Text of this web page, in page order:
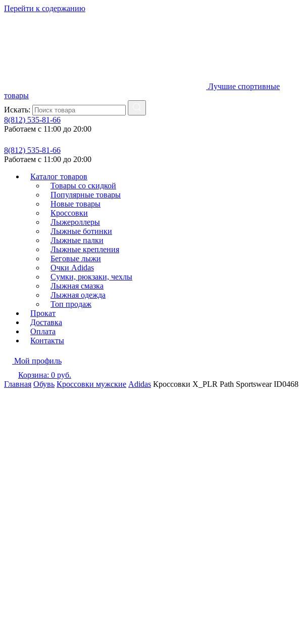
Перейти к содержанию
Лучшие спортивные
товары
Искать:
8(812) 535-81-66
Работаем с 11:00 до 20:00
8(812) 535-81-66
Работаем с 11:00 до 20:00
Каталог товаров
Товары со скидкой
Популярные товары
Новые товары
Кроссовки
Лыжероллеры
Лыжные ботинки
Лыжные палки
Лыжные крепления
Беговые лыжи
Очки Adidas
Сумки, рюкзаки, чехлы
Лыжная смазка
Лыжная одежда
Топ продаж
Прокат
Доставка
Оплата
Контакты
Мой профиль
Корзина: 0 руб.
Главная Обувь Кроссовки мужские Adidas Кроссовки X_PLR Path Sportswear ID0468